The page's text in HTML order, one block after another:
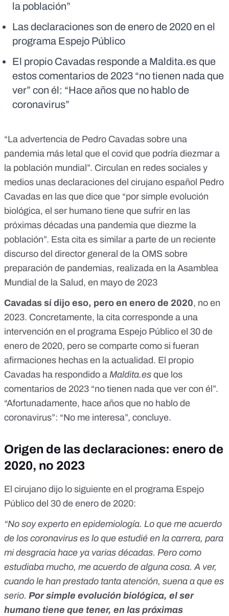
la población”
Las declaraciones son de enero de 2020 en el
programa Espejo Público
El propio Cavadas responde a Maldita.es que
estos comentarios de 2023 “no tienen nada que
ver” con él: “Hace años que no hablo de
coronavirus”
“La advertencia de Pedro Cavadas sobre una
pandemia más letal que el covid que podría diezmar a
la población mundial”. Circulan en redes sociales y
medios unas declaraciones del cirujano español Pedro
Cavadas en las que dice que “por simple evolución
biológica, el ser humano tiene que sufrir en las
próximas décadas una pandemia que diezme la
población”. Esta cita es similar a parte de un reciente
discurso del director general de la OMS sobre
preparación de pandemias, realizada en la Asamblea
Mundial de la Salud, en mayo de 2023
Cavadas sí dijo eso, pero en enero de 2020, no en
2023. Concretamente, la cita corresponde a una
intervención en el programa Espejo Público el 30 de
enero de 2020, pero se comparte como si fueran
afirmaciones hechas en la actualidad. El propio
Cavadas ha respondido a Maldita.es que los
comentarios de 2023 “no tienen nada que ver con él”.
“Afortunadamente, hace años que no hablo de
coronavirus”: “No me interesa”, concluye.
Origen de las declaraciones: enero de
2020, no 2023
El cirujano dijo lo siguiente en el programa Espejo
Público del 30 de enero de 2020:
“No soy experto en epidemiología. Lo que me acuerdo
de los coronavirus es lo que estudié en la carrera, para
mi desgracia hace ya varias décadas. Pero como
estudiaba mucho, me acuerdo de alguna cosa. A ver,
cuando le han prestado tanta atención, suena a que es
serio. Por simple evolución biológica, el ser
humano tiene que tener, en las próximas